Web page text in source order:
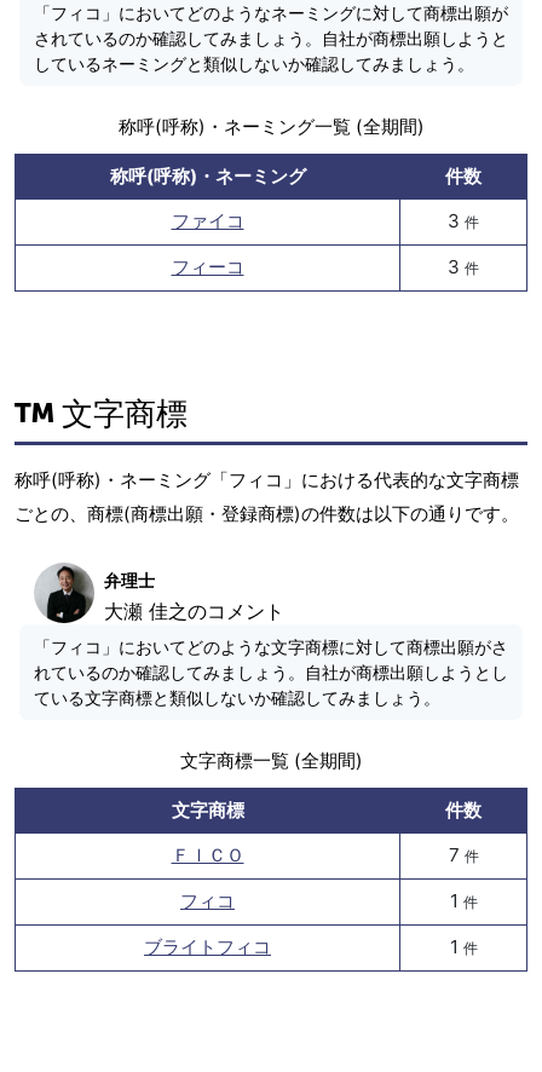
「フィコ」においてどのようなネーミングに対して商標出願が
されているのか確認してみましょう。自社が商標出願しようと
しているネーミングと類似しないか確認してみましょう。
称呼(呼称)・ネーミング一覧 (全期間)
称呼(呼称)・ネーミング
件数
ファイコ
3 件
フィーコ 3 件
文字商標
称呼(呼称)・ネーミング「フィコ」における代表的な文字商標
ごとの、商標(商標出願・登録商標)の件数は以下の通りです。
弁理士
大瀬 佳之のコメント
「フィコ」においてどのような文字商標に対して商標出願がさ
れているのか確認してみましょう。自社が商標出願しようとし
ている文字商標と類似しないか確認してみましょう。
文字商標一覧 (全期間)
文字商標
件数
ＦＩＣＯ
7 件
フィコ 1 件
ブライトフィコ 1 件